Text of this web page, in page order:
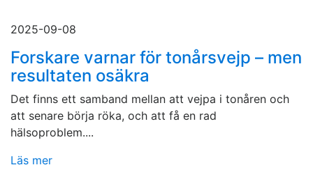
2025-09-08
Forskare varnar för tonårsvejp – men
resultaten osäkra
Det finns ett samband mellan att vejpa i tonåren och
att senare börja röka, och att få en rad
hälsoproblem....
Läs mer